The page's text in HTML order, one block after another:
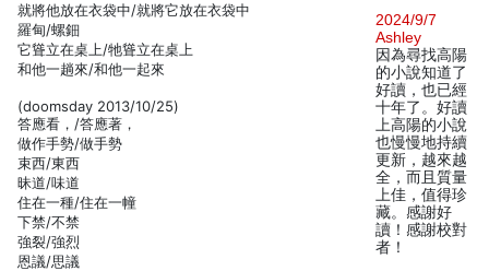
就將他放在衣袋中/就將它放在衣袋中
羅甸/螺鈿
它聳立在桌上/牠聳立在桌上
和他一趟來/和他一起來
(doomsday 2013/10/25)
答應看，/答應著，
做作手勢/做手勢
束西/東西
昧道/味道
住在一種/住在一幢
下禁/不禁
強裂/強烈
恩議/思議
2024/9/7
Ashley
因為尋找高陽
的小說知道了
好讀，也已經
十年了。好讀
上高陽的小說
也慢慢地持續
更新，越來越
全，而且質量
上佳，值得珍
藏。感謝好
讀！感謝校對
者！